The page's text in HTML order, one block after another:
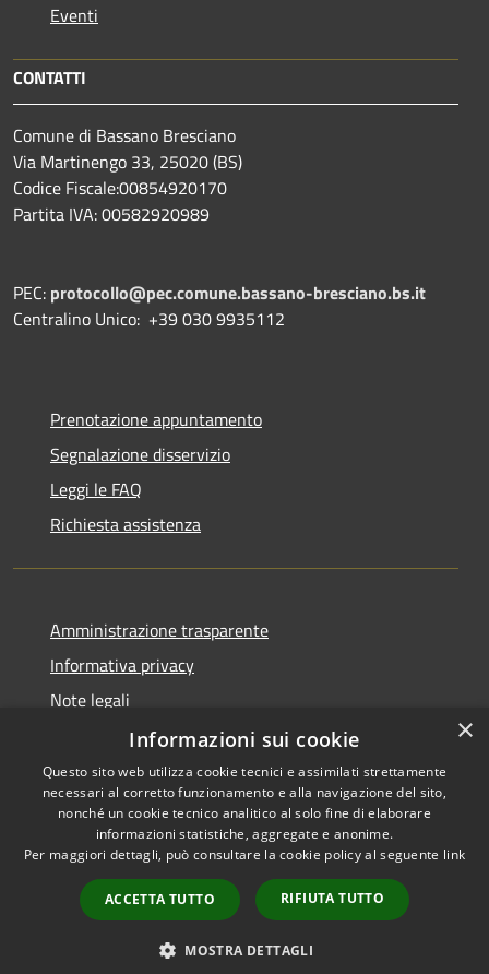
Eventi
CONTATTI
Comune di Bassano Bresciano
Via Martinengo 33, 25020 (BS)
Codice Fiscale:00854920170
Partita IVA: 00582920989
PEC: protocollo@pec.comune.bassano-bresciano.bs.it
Centralino Unico: +39 030 9935112
Prenotazione appuntamento
Segnalazione disservizio
Leggi le FAQ
Richiesta assistenza
Amministrazione trasparente
Informativa privacy
Note legali
Dichiarazione di accessibilità
RSS
Accessibilità
Copyright © 2026 • Comune di
byMunicipium
Accesso
redazione
×
Informazioni sui cookie
Questo sito web utilizza cookie tecnici e assimilati strettamente
necessari al corretto funzionamento e alla navigazione del sito,
nonché un cookie tecnico analitico al solo fine di elaborare
informazioni statistiche, aggregate e anonime.
Per maggiori dettagli, può consultare la cookie policy al seguente link
ACCETTA TUTTO RIFIUTA TUTTO
MOSTRA DETTAGLI